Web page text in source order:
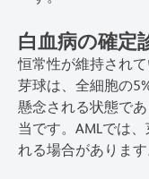
白血病の確定
恒常性が維持され
芽球は、全細胞の
懸念される状態で
当です。AMLでは
れる場合があります